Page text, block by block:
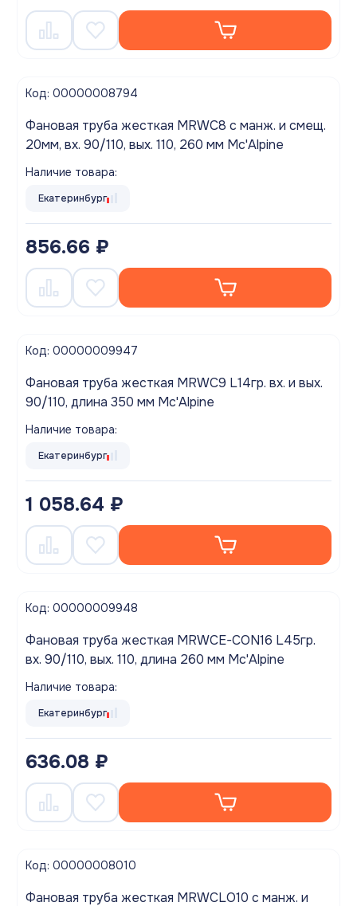
Код: 00000008794
Фановая труба жесткая MRWC8 с манж. и смещ.
20мм, вх. 90/110, вых. 110, 260 мм Mc'Alpine
Наличие товара:
Екатеринбург
856.66 ₽
Код: 00000009947
Фановая труба жесткая MRWC9 L14гр. вх. и вых.
90/110, длина 350 мм Mc'Alpine
Наличие товара:
Екатеринбург
1 058.64 ₽
Код: 00000009948
Фановая труба жесткая MRWCE-CON16 L45гр.
вх. 90/110, вых. 110, длина 260 мм Mc'Alpine
Наличие товара:
Екатеринбург
636.08 ₽
Код: 00000008010
Фановая труба жесткая MRWCLO10 с манж. и